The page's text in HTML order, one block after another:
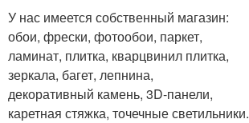
У нас имеется собственный магазин:
обои, фрески, фотообои, паркет,
ламинат, плитка, кварцвинил плитка,
зеркала, багет, лепнина,
декоративный камень, 3D-панели,
каретная стяжка, точечные светильники.